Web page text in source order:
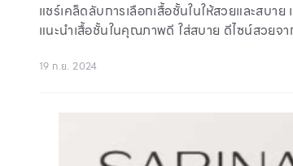
แชร์เคล็ดลับการเลือกเสื้อชั้นในให้สวยและสบ
แนะนำเสื้อชั้นในคุณภาพดี ใส่สบาย ดีไซน์สวยจ
19 ก.ย. 2024